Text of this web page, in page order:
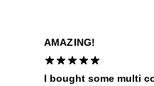
AMAZING!
I bought some multi